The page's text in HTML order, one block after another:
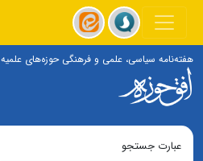
هفته‌نامه سیاسی، علمی و فرهنگی حوزه‌های علمیه
عبارت جستجو